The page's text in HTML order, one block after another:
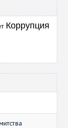
Коррупция